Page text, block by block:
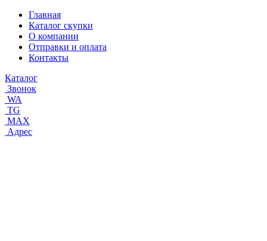
Главная
Каталог скупки
О компании
Отправки и оплата
Контакты
Каталог
Звонок
WA
TG
MAX
Адрес